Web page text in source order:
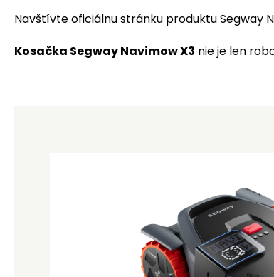
Navštívte oficiálnu stránku produktuSegway
Kosačka Segway Navimow X3 nie je len